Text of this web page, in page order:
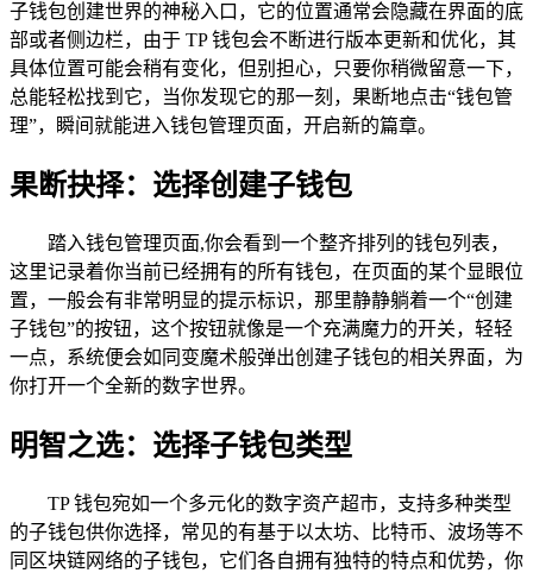
子钱包创建世界的神秘入口，它的位置通常会隐藏在界面的底
部或者侧边栏，由于 TP 钱包会不断进行版本更新和优化，其
具体位置可能会稍有变化，但别担心，只要你稍微留意一下，
总能轻松找到它，当你发现它的那一刻，果断地点击“钱包管
理”，瞬间就能进入钱包管理页面，开启新的篇章。
果断抉择：选择创建子钱包
踏入钱包管理页面,你会看到一个整齐排列的钱包列表，
这里记录着你当前已经拥有的所有钱包，在页面的某个显眼位
置，一般会有非常明显的提示标识，那里静静躺着一个“创建
子钱包”的按钮，这个按钮就像是一个充满魔力的开关，轻轻
一点，系统便会如同变魔术般弹出创建子钱包的相关界面，为
你打开一个全新的数字世界。
明智之选：选择子钱包类型
TP 钱包宛如一个多元化的数字资产超市，支持多种类型
的子钱包供你选择，常见的有基于以太坊、比特币、波场等不
同区块链网络的子钱包，它们各自拥有独特的特点和优势，你